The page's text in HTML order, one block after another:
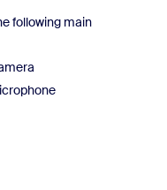
following main